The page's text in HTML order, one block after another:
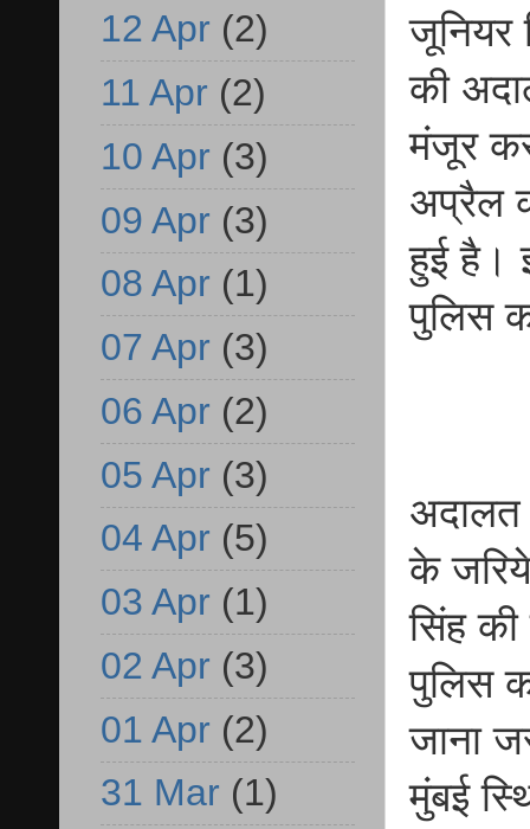
जूनियर
की
मंजूर
अप्रैल
हुई है।
पुलिस
अदालत
के
सिंह की
पुलिस
जाना
मुंबई
12 Apr (2)
11 Apr (2)
10 Apr (3)
09 Apr (3)
08 Apr (1)
07 Apr (3)
06 Apr (2)
05 Apr (3)
04 Apr (5)
03 Apr (1)
02 Apr (3)
01 Apr (2)
31 Mar (1)